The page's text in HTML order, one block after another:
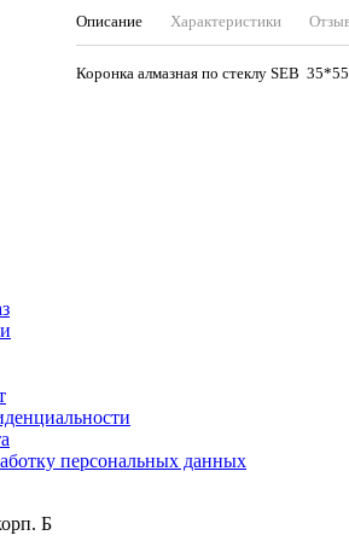
Описание Характеристики
Коронка алмазная по стеклу SEB 35*55
персональных данных
Б